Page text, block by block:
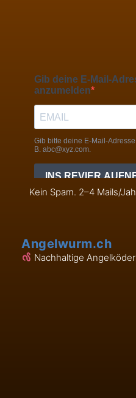
Kein Spam. 2–4 Mails/
Angelwurm.ch
Nachhaltige